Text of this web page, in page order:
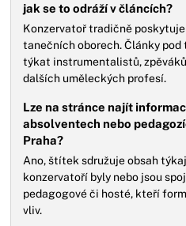
jak se to odráží v článcích?
Konzervatoř tradičně
tanečních oborech. Články
týkat instrumentalistů,
dalších uměleckých profesí.
Lze na stránce najít
absolventech nebo
Praha?
Ano, štítek sdružuje obsah
konzervatoří byly nebo jsou
pedagogové či hosté, kteří
vliv.